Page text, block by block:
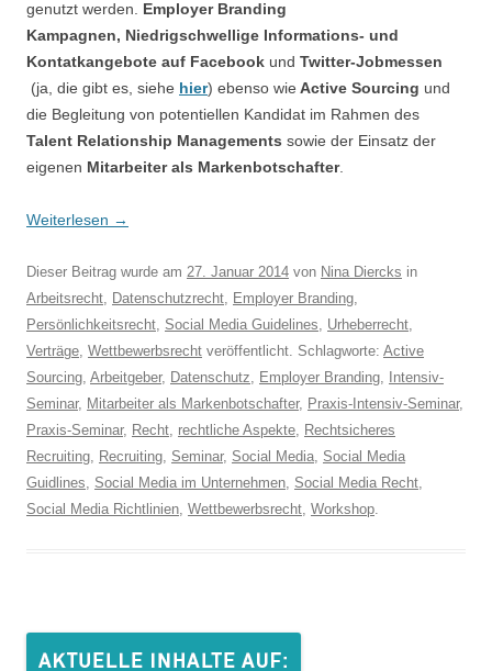
genutzt werden. Employer Branding
Kampagnen, Niedrigschwellige Informations- und
Kontatkangebote auf Facebook und Twitter-Jobmessen
(ja, die gibt es, siehe hier) ebenso wie Active Sourcing und
die Begleitung von potentiellen Kandidat im Rahmen des
Talent Relationship Managements sowie der Einsatz der
eigenen Mitarbeiter als Markenbotschafter.
Weiterlesen →
Dieser Beitrag wurde am 27. Januar 2014 von Nina Diercks in
Arbeitsrecht Datenschutzrecht Employer Branding
Persönlichkeitsrecht Social Media Guidelines Urheberrecht
Verträge Wettbewerbsrecht veröffentlicht. Schlagworte: Active
Sourcing Arbeitgeber, Datenschutz Employer Branding Intensiv-
Seminar, Mitarbeiter als Markenbotschafter, Praxis-Intensiv-Seminar,
Praxis-Seminar, Recht rechtliche Aspekte Rechtsicheres
Recruiting Recruiting Seminar, Social Media Social Media
Guidlines
Social Media im Unternehmen Social Media Recht
Social Media Richtlinien Wettbewerbsrecht Workshop